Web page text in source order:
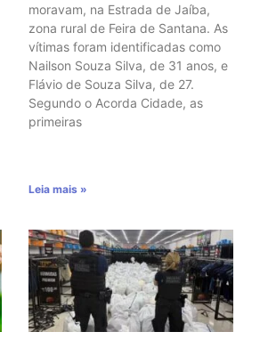
moravam, na Estrada de Jaíba,
zona rural de Feira de Santana. As
vítimas foram identificadas como
Nailson Souza Silva, de 31 anos, e
Flávio de Souza Silva, de 27.
Segundo o Acorda Cidade, as
primeiras
Leia mais »